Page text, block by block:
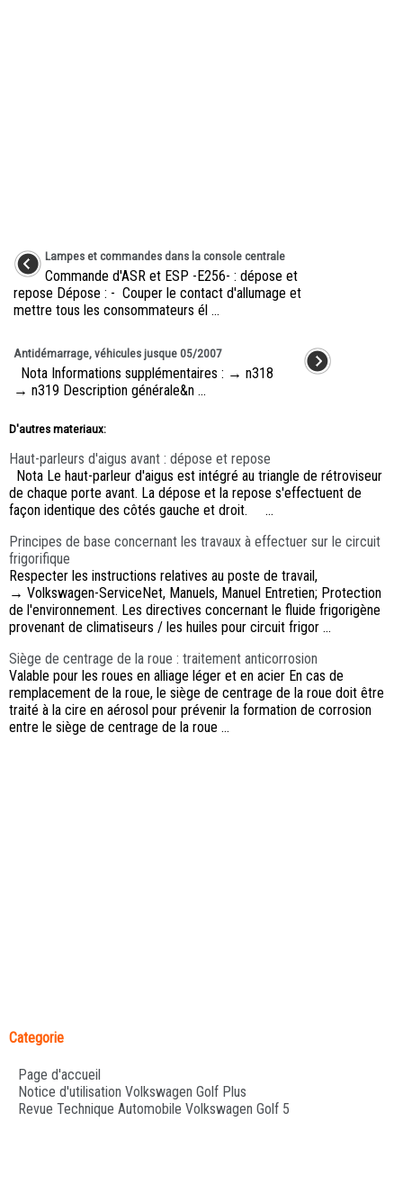
Lampes et commandes dans la console centrale
Commande d'ASR et ESP -E256- : dépose et
repose Dépose : - Couper le contact d'allumage et
mettre tous les consommateurs él ...
Antidémarrage, véhicules jusque 05/2007
Nota Informations supplémentaires : → n318
→ n319 Description générale&n ...
D'autres materiaux:
Haut-parleurs d'aigus avant : dépose et repose
Nota Le haut-parleur d'aigus est intégré au triangle de rétroviseur
de chaque porte avant. La dépose et la repose s'effectuent de
façon identique des côtés gauche et droit. ...
Principes de base concernant les travaux à effectuer sur le circuit
frigorifique
Respecter les instructions relatives au poste de travail,
→ Volkswagen-ServiceNet, Manuels, Manuel Entretien; Protection
de l'environnement. Les directives concernant le fluide frigorigène
provenant de climatiseurs / les huiles pour circuit frigor ...
Siège de centrage de la roue : traitement anticorrosion
Valable pour les roues en alliage léger et en acier En cas de
remplacement de la roue, le siège de centrage de la roue doit être
traité à la cire en aérosol pour prévenir la formation de corrosion
entre le siège de centrage de la roue ...
Categorie
Page d'accueil
Notice d'utilisation Volkswagen Golf Plus
Revue Technique Automobile Volkswagen Golf 5